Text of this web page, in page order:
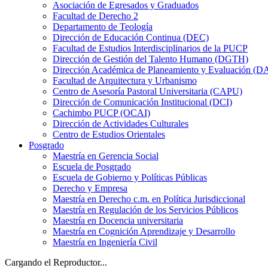
Asociación de Egresados y Graduados
Facultad de Derecho 2
Departamento de Teología
Dirección de Educación Continua (DEC)
Facultad de Estudios Interdisciplinarios de la PUCP
Dirección de Gestión del Talento Humano (DGTH)
Dirección Académica de Planeamiento y Evaluación
Facultad de Arquitectura y Urbanismo
Centro de Asesoría Pastoral Universitaria (CAPU)
Dirección de Comunicación Institucional (DCI)
Cachimbo PUCP (OCAI)
Dirección de Actividades Culturales
Centro de Estudios Orientales
Posgrado
Maestría en Gerencia Social
Escuela de Posgrado
Escuela de Gobierno y Políticas Públicas
Derecho y Empresa
Maestría en Derecho c.m. en Política Jurisdiccional
Maestría en Regulación de los Servicios Públicos
Maestría en Docencia universitaria
Maestría en Cognición Aprendizaje y Desarrollo
Maestría en Ingeniería Civil
Cargando el Reproductor...